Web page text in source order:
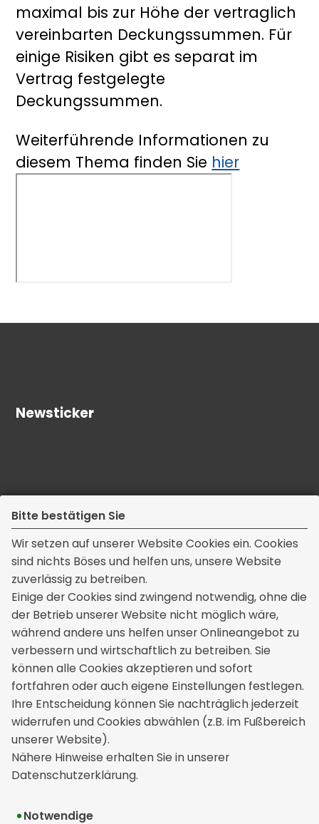
Bitte bestätigen Sie
Wir setzen auf unserer Website Cookies ein. Cookies
sind nichts Böses und helfen uns, unsere Website
zuverlässig zu betreiben.
Einige der Cookies sind zwingend notwendig, ohne die
der Betrieb unserer Website nicht möglich wäre,
während andere uns helfen unser Onlineangebot zu
verbessern und wirtschaftlich zu betreiben. Sie
können alle Cookies akzeptieren und sofort
fortfahren oder auch eigene Einstellungen festlegen.
Ihre Entscheidung können Sie nachträglich jederzeit
widerrufen und Cookies abwählen (z.B. im Fußbereich
unserer Website).
Nähere Hinweise erhalten Sie in unserer
Datenschutzerklärung.
Notwendige
maximal bis zur Höhe der vertraglich
vereinbarten Deckungssummen. Für
einige Risiken gibt es separat im
Vertrag festgelegte
Deckungssummen.
Weiterführende Informationen zu
diesem Thema finden Sie hier
Newsticker
Kontakt
Kisic Versicherungsmakler GmbH & Co. KG
Untere Wiesen 6
76437 Rastatt
+49 7222 985398
info[at]kisic.de
Rechtliches
Impressum
Erstinformation